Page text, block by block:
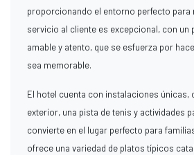
proporcionando el entorno perfecto para
servicio al cliente es excepcional, con un
amable y atento, que se esfuerza por
sea memorable.
El hotel cuenta con instalaciones únicas,
exterior, una pista de tenis y actividades
convierte en el lugar perfecto para
ofrece una variedad de platos típicos